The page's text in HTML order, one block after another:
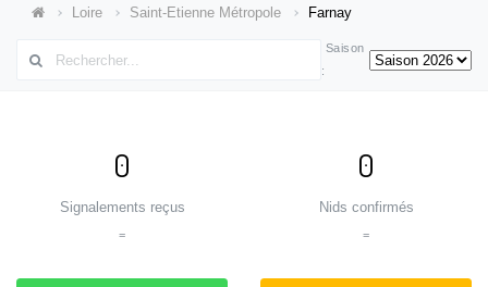
Loire Saint-Etienne Métropole Farnay
Saison
:
0
Signalements reçus
=
0
Nids confirmés
=